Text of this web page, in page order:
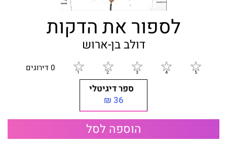
לספור את הדקות
דולב בן-ארוש
0 דירוגים
ספר דיגיטלי
36 ₪
הוספה לסל